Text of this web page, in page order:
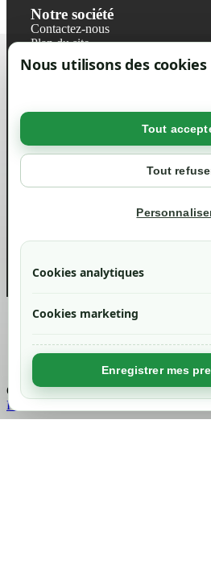
Nous utilisons des cookies
Tout
Tout
Cookies analytiques
Cookies marketing
Enregistrer mes
Notre société
Contactez-nous
Plan du site
Magasin
Mentions légales
Politique de confidentialité RGPD
Votre compte
info@green-tech-shop.com
Created by
Chargement...
Retour en haut